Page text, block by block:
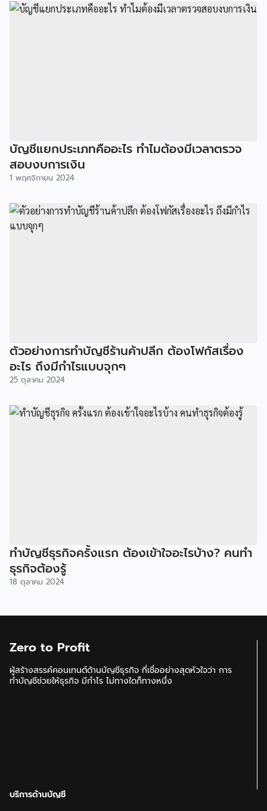
บัญชีแยกประเภทคืออะไร ทำไมต้องมีเวลาตรวจ
สอบงบการเงิน
1 พฤศจิกายน 2024
ตัวอย่างการทำบัญชีร้านค้าปลีก ต้องโฟกัสเรื่อง
อะไร ถึงมีกำไรแบบจุกๆ
25 ตุลาคม 2024
ทำบัญชีธุรกิจครั้งแรก ต้องเข้าใจอะไรบ้าง? คนทำ
ธุรกิจต้องรู้
18 ตุลาคม 2024
Zero to Profit
ผู้สร้างสรรค์คอนเทนต์ด้านบัญชีธุรกิจ ที่เชื่ออย่างสุดหัวใจว่า การ
ทำบัญชีช่วยให้ธุรกิจ มีกำไร ไม่ทางใดก็ทางหนึ่ง
บริการด้านบัญชี